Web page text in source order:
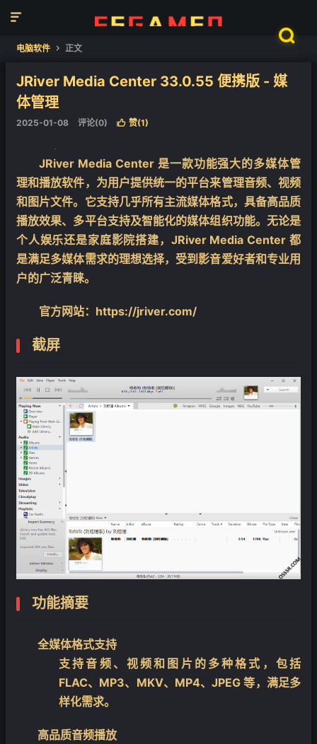


电脑软件  正文
JRiver Media Center 33.0.55 便携版 - 媒
体管理
2025-01-08 评论(0)  赞(1)
JRiver Media Center 是一款功能强大的多媒体管
理和播放软件，为用户提供统一的平台来管理音频、视频
和图片文件。它支持几乎所有主流媒体格式，具备高品质
播放效果、多平台支持及智能化的媒体组织功能。无论是
个人娱乐还是家庭影院搭建，JRiver Media Center 都
是满足多媒体需求的理想选择，受到影音爱好者和专业用
户的广泛青睐。
官方网站：https://jriver.com/
截屏
功能摘要
全媒体格式支持
支持音频、视频和图片的多种格式，包括
FLAC、MP3、MKV、MP4、JPEG 等，满足多
样化需求。
高品质音频播放